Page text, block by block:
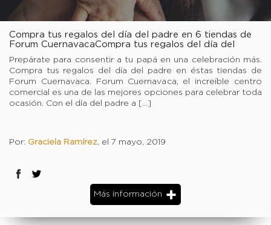
Compra tus regalos del día del padre en 6 tiendas de
Forum CuernavacaCompra tus regalos del día del
padre en 6 tiendas de Forum Cuernavaca
Prepárate para consentir a tu papá en una celebración más.
Compra tus regalos del día del padre en éstas tiendas de
Forum Cuernavaca. Forum Cuernavaca, el increíble centro
comercial es una de las mejores opciones para celebrar toda
ocasión. Con el día del padre a […]
Por: Graciela Ramírez, el 7 mayo, 2019
Más información